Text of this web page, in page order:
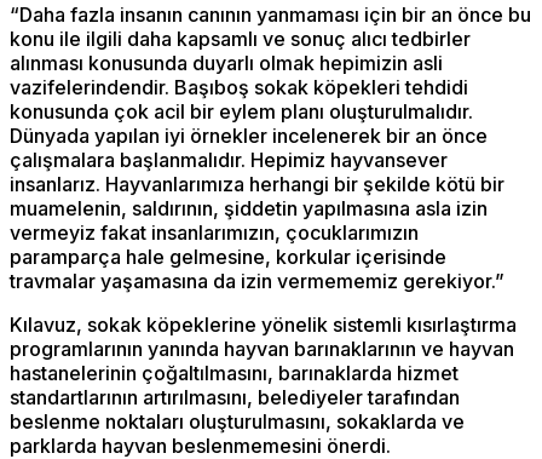
“Daha fazla insanın canının yanmaması için bir an önce bu
konu ile ilgili daha kapsamlı ve sonuç alıcı tedbirler
alınması konusunda duyarlı olmak hepimizin asli
vazifelerindendir. Başıboş sokak köpekleri tehdidi
konusunda çok acil bir eylem planı oluşturulmalıdır.
Dünyada yapılan iyi örnekler incelenerek bir an önce
çalışmalara başlanmalıdır. Hepimiz hayvansever
insanlarız. Hayvanlarımıza herhangi bir şekilde kötü bir
muamelenin, saldırının, şiddetin yapılmasına asla izin
vermeyiz fakat insanlarımızın, çocuklarımızın
paramparça hale gelmesine, korkular içerisinde
travmalar yaşamasına da izin vermememiz gerekiyor.”
Kılavuz, sokak köpeklerine yönelik sistemli kısırlaştırma
programlarının yanında hayvan barınaklarının ve hayvan
hastanelerinin çoğaltılmasını, barınaklarda hizmet
standartlarının artırılmasını, belediyeler tarafından
beslenme noktaları oluşturulmasını, sokaklarda ve
parklarda hayvan beslenmemesini önerdi.